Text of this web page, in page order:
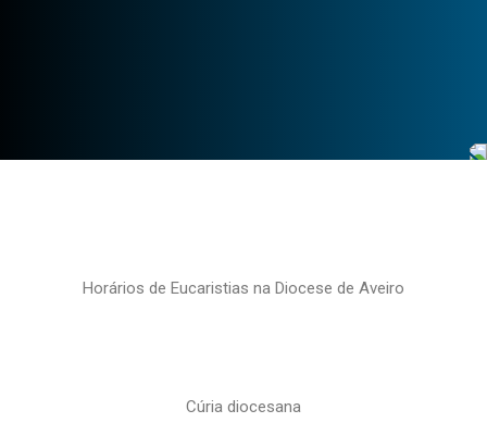
Horários de Eucaristias na Diocese de Aveiro
Cúria diocesana